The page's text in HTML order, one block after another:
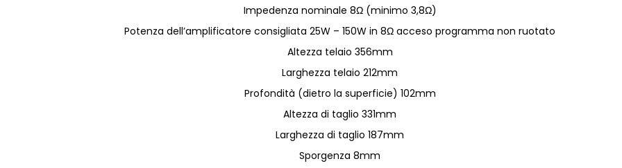
Impedenza nominale 8Ω (minimo 3,8Ω)
Potenza dell’amplificatore consigliata 25W – 150W in 8Ω acceso programma non ruotato
Altezza telaio 356mm
Larghezza telaio 212mm
Profondità (dietro la superficie) 102mm
Altezza di taglio 331mm
Larghezza di taglio 187mm
Sporgenza 8mm